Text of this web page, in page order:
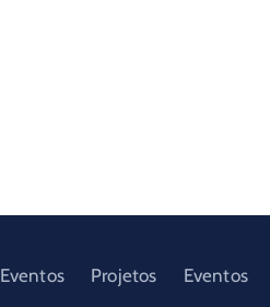
Eventos Projetos Eventos